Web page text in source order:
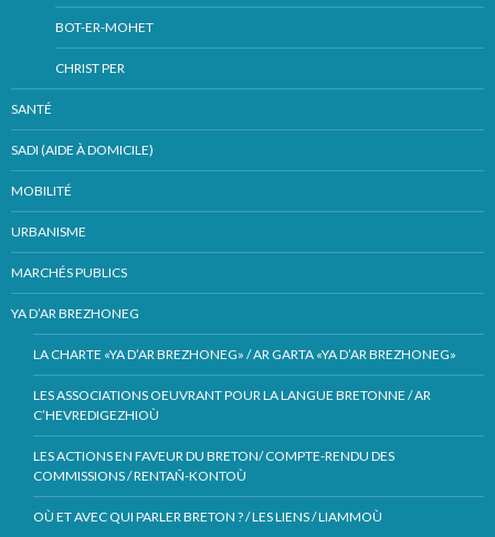
BOT-ER-MOHET
CHRIST PER
SANTÉ
SADI (AIDE À DOMICILE)
MOBILITÉ
URBANISME
MARCHÉS PUBLICS
YA D’AR BREZHONEG
LA CHARTE «YA D’AR BREZHONEG» / AR GARTA «YA D’AR BREZHONEG»
LES ASSOCIATIONS OEUVRANT POUR LA LANGUE BRETONNE / AR
C’HEVREDIGEZHIOÙ
LES ACTIONS EN FAVEUR DU BRETON/ COMPTE-RENDU DES
COMMISSIONS / RENTAÑ-KONTOÙ
OÙ ET AVEC QUI PARLER BRETON ? / LES LIENS / LIAMMOÙ